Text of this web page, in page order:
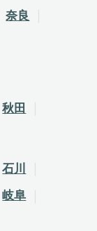
奈良
秋田
石川
岐阜